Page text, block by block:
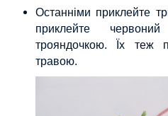
Останніми приклейте
приклейте
трояндочкою. Їх теж
травою.